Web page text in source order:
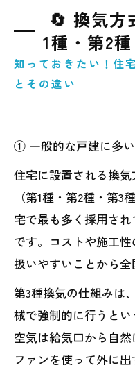
🔄 換気方
1種・第2種
知っておきたい！住
とその違い
① 一般的な戸建に多
住宅に設置される換
（第1種・第2種・第
宅で最も多く採用され
です。コストや施工
扱いやすいことから全
第3種換気の仕組みは
械で強制的に行うとい
空気は給気口から自
ファンを使って外に